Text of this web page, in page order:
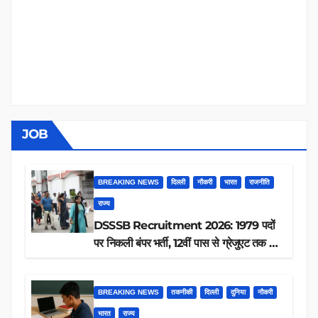
JOB
BREAKING NEWS दिल्ली नौकरी भारत राजनीति
राज्य
DSSSB Recruitment 2026: 1979 पदों
पर निकली बंपर भर्ती, 12वीं पास से ग्रेजुएट तक करें
BREAKING NEWS तकनीकी दिल्ली दुनिया नौकरी
भारत राज्य